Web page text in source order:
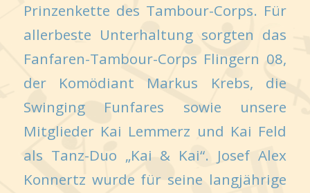
Prinzenkette des Tambour-Corps. Für
allerbeste Unterhaltung sorgten das
Fanfaren-Tambour-Corps Flingern 08,
der Komödiant Markus Krebs, die
Swinging Funfares sowie unsere
Mitglieder Kai Lemmerz und Kai Feld
als Tanz-Duo „Kai & Kai“. Josef Alex
Konnertz wurde für seine langjährige